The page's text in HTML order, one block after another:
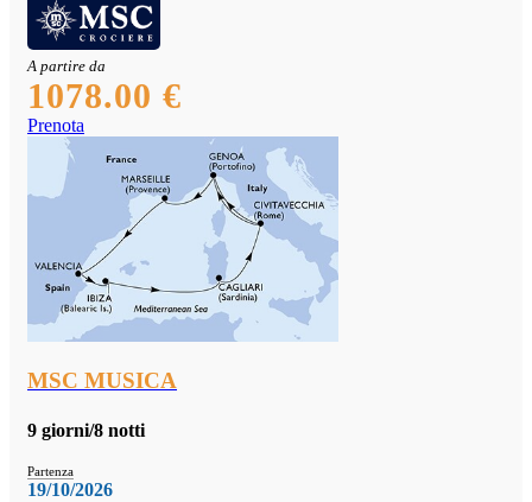
A partire da
1078.00 €
Prenota
MSC MUSICA
9 giorni/8 notti
Partenza
19/10/2026